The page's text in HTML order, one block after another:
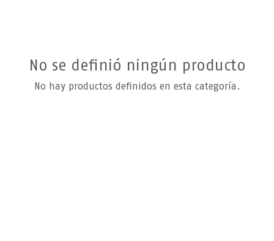
No se definió ningún producto
No hay productos definidos en esta categoría.